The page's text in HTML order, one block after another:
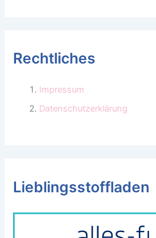
Rechtliches
Impressum
Datenschutzerklärung
Lieblingsstoffladen